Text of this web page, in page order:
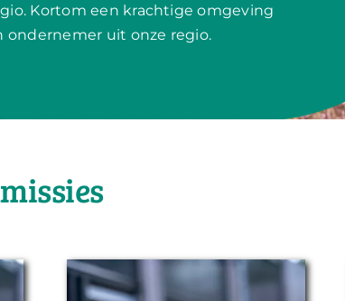
Kortom een krachtige omgeving
ondernemer uit onze regio.